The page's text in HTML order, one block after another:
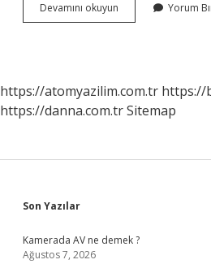
Devamını okuyun
Hastalarına
Mi
Yorum
https://atomyazilim.com.tr https://
https://danna.com.trSitemap
Sidebar
Son Yazılar
Kamerada AV ne demek ?
Ağustos 7, 2026